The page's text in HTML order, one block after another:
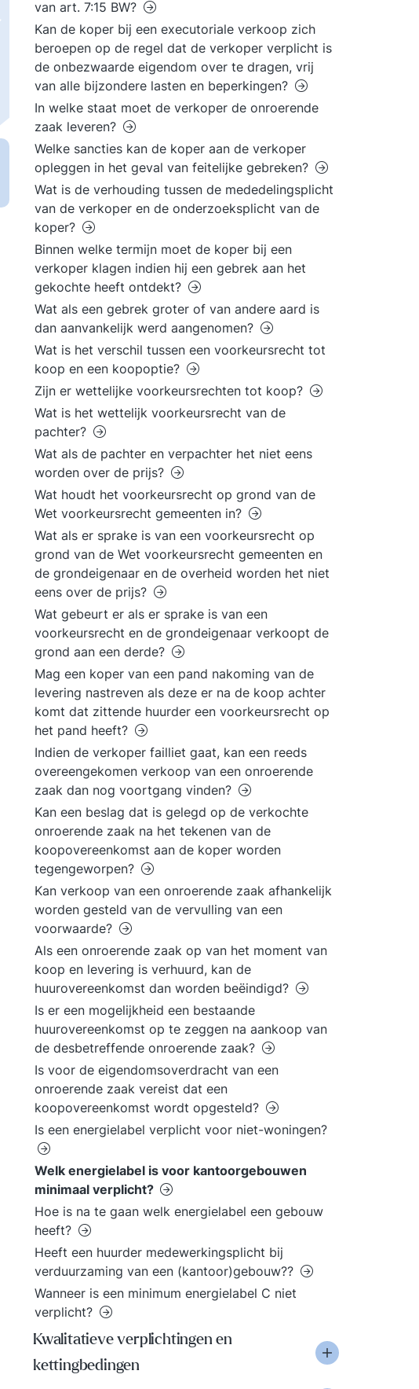
van art. 7:15 BW?
Kan de koper bij een executoriale verkoop zich
beroepen op de regel dat de verkoper verplicht is
de onbezwaarde eigendom over te dragen, vrij
van alle bijzondere lasten en beperkingen?
In welke staat moet de verkoper de onroerende
zaak leveren?
Welke sancties kan de koper aan de verkoper
opleggen in het geval van feitelijke gebreken?
Wat is de verhouding tussen de mededelingsplicht
van de verkoper en de onderzoeksplicht van de
koper?
Binnen welke termijn moet de koper bij een
verkoper klagen indien hij een gebrek aan het
gekochte heeft ontdekt?
Wat als een gebrek groter of van andere aard is
dan aanvankelijk werd aangenomen?
Wat is het verschil tussen een voorkeursrecht tot
koop en een koopoptie?
Zijn er wettelijke voorkeursrechten tot koop?
Wat is het wettelijk voorkeursrecht van de
pachter?
Wat als de pachter en verpachter het niet eens
worden over de prijs?
Wat houdt het voorkeursrecht op grond van de
Wet voorkeursrecht gemeenten in?
Wat als er sprake is van een voorkeursrecht op
grond van de Wet voorkeursrecht gemeenten en
de grondeigenaar en de overheid worden het niet
eens over de prijs?
Wat gebeurt er als er sprake is van een
voorkeursrecht en de grondeigenaar verkoopt de
grond aan een derde?
Mag een koper van een pand nakoming van de
levering nastreven als deze er na de koop achter
komt dat zittende huurder een voorkeursrecht op
het pand heeft?
Indien de verkoper failliet gaat, kan een reeds
overeengekomen verkoop van een onroerende
zaak dan nog voortgang vinden?
Kan een beslag dat is gelegd op de verkochte
onroerende zaak na het tekenen van de
koopovereenkomst aan de koper worden
tegengeworpen?
Kan verkoop van een onroerende zaak afhankelijk
worden gesteld van de vervulling van een
voorwaarde?
Als een onroerende zaak op van het moment van
koop en levering is verhuurd, kan de
huurovereenkomst dan worden beëindigd?
Is er een mogelijkheid een bestaande
huurovereenkomst op te zeggen na aankoop van
de desbetreffende onroerende zaak?
Is voor de eigendomsoverdracht van een
onroerende zaak vereist dat een
koopovereenkomst wordt opgesteld?
Is een energielabel verplicht voor niet-woningen?
Welk energielabel is voor kantoorgebouwen
minimaal verplicht?
Hoe is na te gaan welk energielabel een gebouw
heeft?
Heeft een huurder medewerkingsplicht bij
verduurzaming van een (kantoor)gebouw??
Wanneer is een minimum energielabel C niet
verplicht?
Kwalitatieve verplichtingen en
kettingbedingen